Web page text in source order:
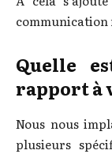
communication
Quelle
rapport à
Nous nous
plusieurs